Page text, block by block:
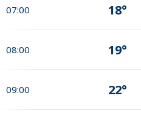
07:00 18°
08:00 19°
09:00 22°